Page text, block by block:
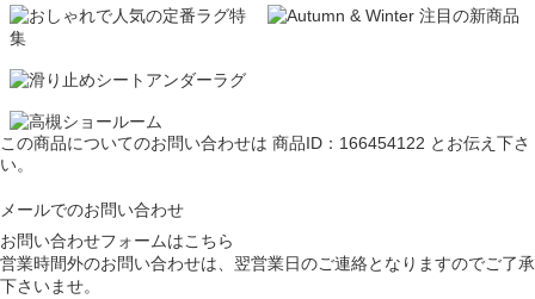
この商品についてのお問い合わせは 商品ID：166454122 とお伝え下さ
い。
メールでのお問い合わせ
お問い合わせフォームはこちら
営業時間外のお問い合わせは、翌営業日のご連絡となりますのでご了承
下さいませ。